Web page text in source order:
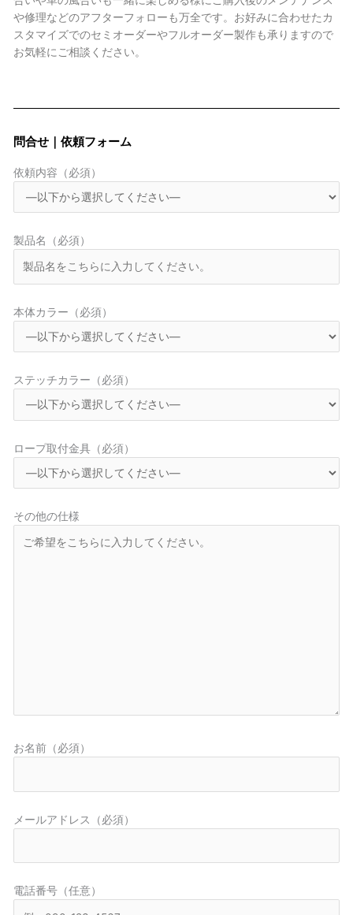
や修理などのアフターフォローも万全です。お好みに合わせたカ
スタマイズでのセミオーダーやフルオーダー製作も承りますので
お気軽にご相談ください。
問合せ｜依頼フォーム
依頼内容（必須）
製品名（必須）
本体カラー（必須）
ステッチカラー（必須）
ロープ取付金具（必須）
その他の仕様
お名前（必須）
メールアドレス（必須）
電話番号（任意）